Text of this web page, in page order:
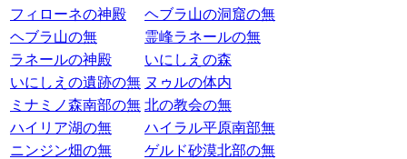
フィローネの神殿
ヘブラ山の洞窟の無
ヘブラ山の無
霊峰ラネールの無
ラネールの神殿
いにしえの森
いにしえの遺跡の無 ヌゥルの体内
ミナミノ森南部の無 北の教会の無
ハイリア湖の無
ハイラル平原南部無
ニンジン畑の無
ゲルド砂漠北部の無